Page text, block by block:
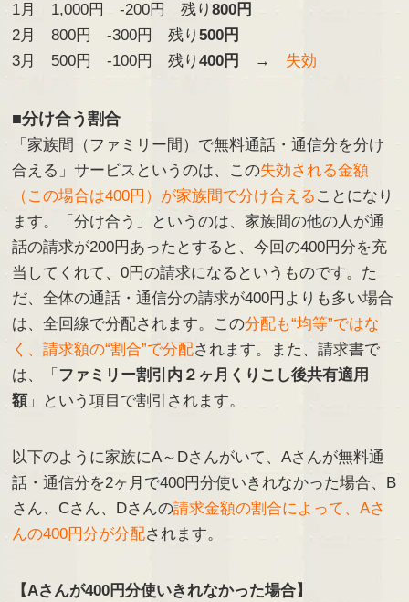
1月 1,000円 -200円 残り800円
2月 800円 -300円 残り500円
3月 500円 -100円 残り400円 → 失効
■分け合う割合
「家族間（ファミリー間）で無料通話・通信分を分け
合える」サービスというのは、この失効される金額
（この場合は400円）が家族間で分け合える ことになり
ます。「分け合う」というのは、家族間の他の人が通
話の請求が200円あったとすると、今回の400円分を充
当してくれて、0円の請求になるというものです。た
だ、全体の通話・通信分の請求が400円よりも多い場合
は、全回線で分配されます。この分配も“均等”ではな
く、請求額の“割合”で分配されます。また、請求書で
は、「 ファミリー割引内２ヶ月くりこし後共有適用
額」という項目で割引されます。
以下のように家族にA～Dさんがいて、Aさんが無料通
話・通信分を2ヶ月で400円分使いきれなかった場合、B
さん、Cさん、Dさんの請求金額の割合によって、Aさ
んの400円分が分配されます。
【Aさんが400円分使いきれなかった場合】